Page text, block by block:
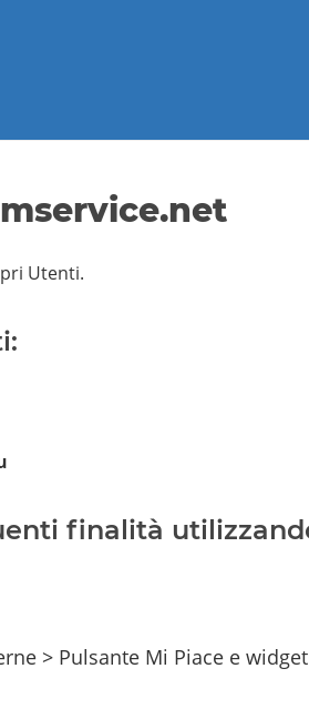
Utenti.
finalità
> Pulsante Mi Piace e